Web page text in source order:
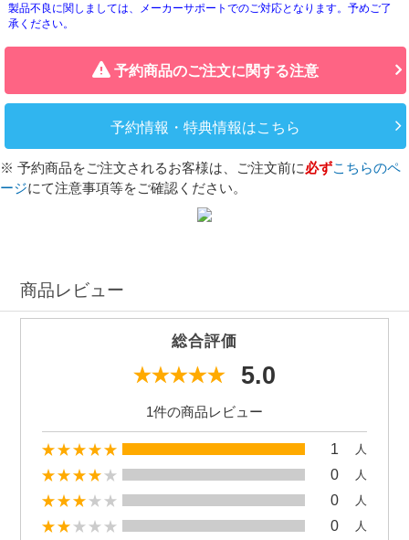
製品不良に関しましては、メーカーサポートでのご対応となります。予めご了
承ください。
予約商品のご注文に関する注意
予約情報・特典情報はこちら
※ 予約商品をご注文されるお客様は、ご注文前に必ずこちらのペ
ージにて注意事項等をご確認ください。
商品レビュー
総合評価
5.0
1件の商品レビュー
1 人
0 人
0 人
0 人